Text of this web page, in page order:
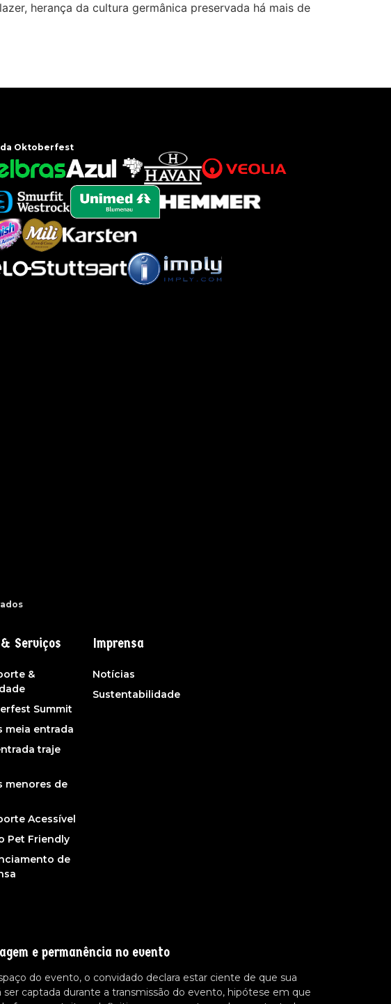
herança da cultura germânica preservada há mais de
Oktoberfest
Serviços
&
Summit
meia entrada
traje
menores de
Acessível
Pet Friendly
de
Imprensa
Notícias
Sustentabilidade
e permanência no evento
do evento, o convidado declara estar ciente de que sua
captada durante a transmissão do evento, hipótese em que